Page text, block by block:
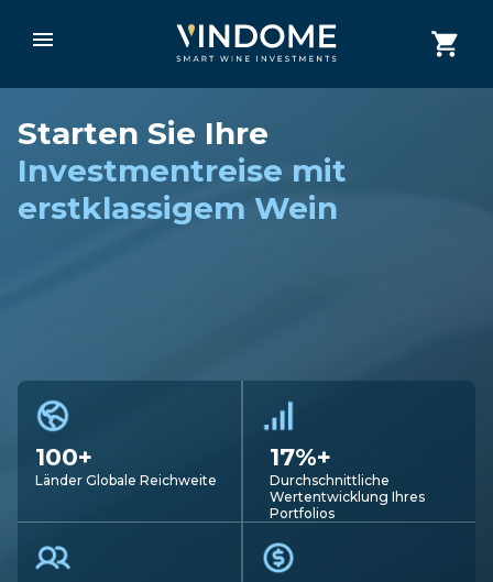
Starten Sie Ihre
Investmentreise mit
erstklassigem Wein
100+
Länder Globale Reichweite
17%+
Durchschnittliche
Wertentwicklung Ihres
Portfolios